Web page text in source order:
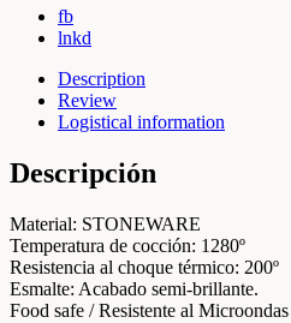
Unidades
fb
lnkd
Description
Review
Logistical information
Descripción
Material: STONEWARE
Temperatura de cocción: 1280º
Resistencia al choque térmico: 200º
Esmalte: Acabado semi-brillante.
Food safe / Resistente al